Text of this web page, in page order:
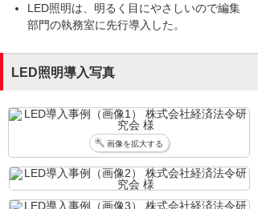
LED照明は、明るく目にやさしいので編集
部門の執務室に先行導入した。
LED照明導入写真
画像を拡大する